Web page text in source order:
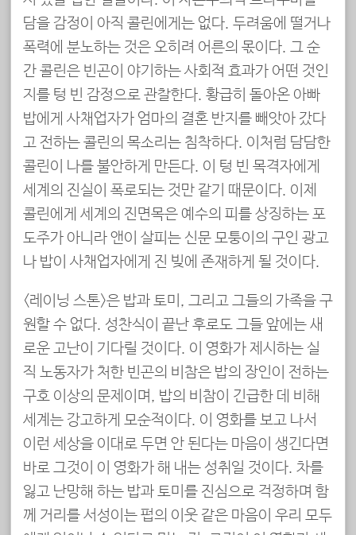
담을 감정이 아직 콜린에게는 없다. 두려움에 떨거나
폭력에 분노하는 것은 오히려 어른의 몫이다. 그 순
간 콜린은 빈곤이 야기하는 사회적 효과가 어떤 것인
지를 텅 빈 감정으로 관찰한다. 황급히 돌아온 아빠
밥에게 사채업자가 엄마의 결혼 반지를 빼앗아 갔다
고 전하는 콜린의 목소리는 침착하다. 이처럼 담담한
콜린이 나를 불안하게 만든다. 이 텅 빈 목격자에게
세계의 진실이 폭로되는 것만 같기 때문이다. 이제
콜린에게 세계의 진면목은 예수의 피를 상징하는 포
도주가 아니라 앤이 살피는 신문 모퉁이의 구인 광고
나 밥이 사채업자에게 진 빚에 존재하게 될 것이다.
<레이닝 스톤>은 밥과 토미, 그리고 그들의 가족을 구
원할 수 없다. 성찬식이 끝난 후로도 그들 앞에는 새
로운 고난이 기다릴 것이다. 이 영화가 제시하는 실
직 노동자가 처한 빈곤의 비참은 밥의 장인이 전하는
구호 이상의 문제이며, 밥의 비참이 긴급한 데 비해
세계는 강고하게 모순적이다. 이 영화를 보고 나서
이런 세상을 이대로 두면 안 된다는 마음이 생긴다면
바로 그것이 이 영화가 해 내는 성취일 것이다. 차를
잃고 난망해 하는 밥과 토미를 진심으로 걱정하며 함
께 거리를 서성이는 펍의 이웃 같은 마음이 우리 모두